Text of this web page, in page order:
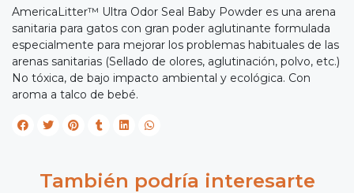
AmericaLitter™ Ultra Odor Seal Baby Powder es una arena
sanitaria para gatos con gran poder aglutinante formulada
especialmente para mejorar los problemas habituales de las
arenas sanitarias (Sellado de olores, aglutinación, polvo, etc.)
No tóxica, de bajo impacto ambiental y ecológica. Con
aroma a talco de bebé.
También podría interesarte